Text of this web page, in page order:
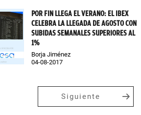
POR FIN LLEGA EL VERANO: EL IBEX
CELEBRA LA LLEGADA DE AGOSTO CON
SUBIDAS SEMANALES SUPERIORES AL
1%
Borja Jiménez
04-08-2017
Siguiente